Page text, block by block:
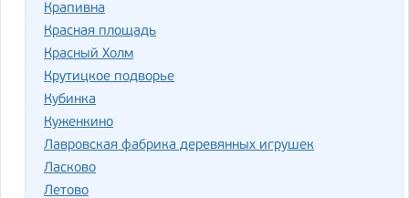
Крапивна
Красная площадь
Красный Холм
Крутицкое подворье
Кубинка
Куженкино
Лавровская фабрика деревянных игрушек
Ласково
Летово